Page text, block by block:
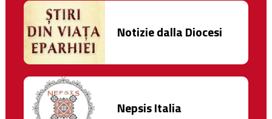
Notizie dalla Diocesi
Nepsis Italia